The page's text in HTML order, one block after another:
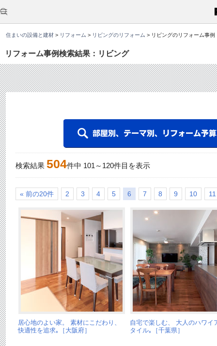
住まいの設備と建材 > リフォーム > リビングのリフォーム > リビングのリフォーム事例
リフォーム事例検索結果：リビング
こ
か
ら
文
す
検索結果 504件中 101 ～ 120件目を表示
« 前の20件 2 3 4 5 6 7 8 9 10 11
居心地のよい家。 素材にこだわり、
快適性を追求｡［大阪府］
自宅で楽しむ、 大人のハワイ
タイル｡［千葉県］